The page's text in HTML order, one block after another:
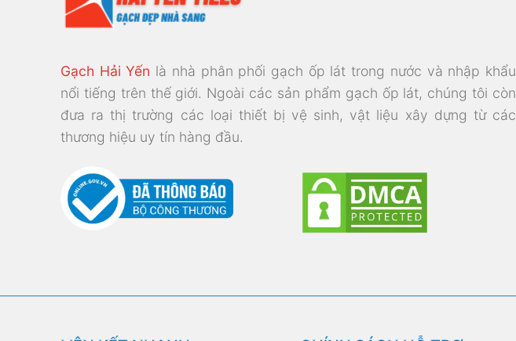
Gạch Hải Yến là nhà phân phối gạch ốp lát trong nước và nhập khẩu
nổi tiếng trên thế giới. Ngoài các sản phẩm gạch ốp lát, chúng tôi còn
đưa ra thị trường các loại thiết bị vệ sinh, vật liệu xây dựng từ các
thương hiệu uy tín hàng đầu.